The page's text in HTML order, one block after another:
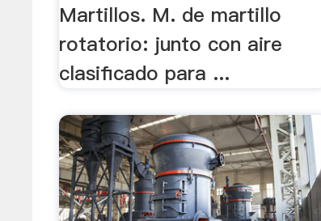
Martillos. M. de martillo
rotatorio: junto con aire
clasificado para ...